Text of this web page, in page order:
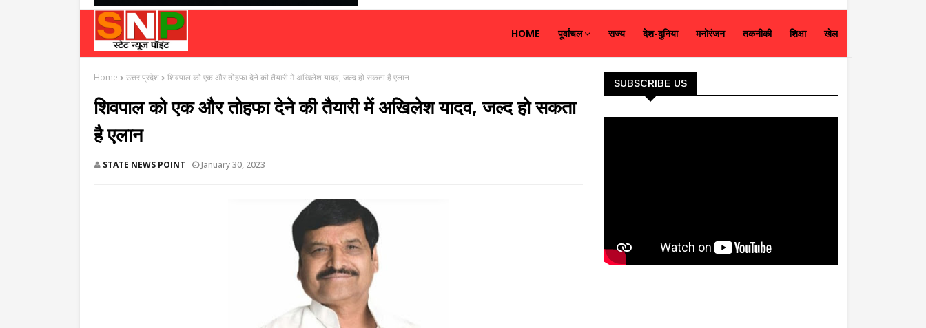
HOME पूर्वांचल राज्य देश-दुनिया मनोरंजन तकनीकी शिक्षा खेल
Home उत्तर प्रदेश शिवपाल को एक और तोहफा देने की तैयारी में अखिलेश यादव, जल्द हो सकता है एलान
शिवपाल को एक और तोहफा देने की तैयारी में अखिलेश यादव, जल्द हो सकता
है एलान
STATE NEWS POINT January 30, 2023
SUBSCRIBE US